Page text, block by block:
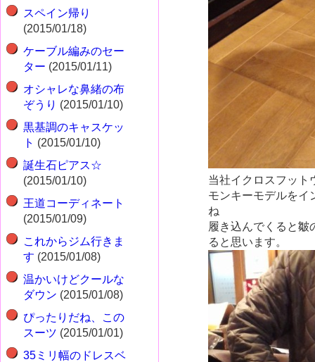
スペイン帰り
(2015/01/18)
ケーブル編みのセー
ター (2015/01/11)
オシャレな鼻緒の布
ぞうり (2015/01/10)
黒基調のキャスケッ
ト (2015/01/10)
誕生石ピアス☆
(2015/01/10)
王道コーディネート
(2015/01/09)
これからジム行きま
す (2015/01/08)
温かいけどクールな
ダウン (2015/01/08)
ぴったりだね、この
スーツ (2015/01/01)
35ミリ幅のドレスベ
当社イクロスフット
モンキーモデルをイ
ね
履き込んでくると皺
ると思います。